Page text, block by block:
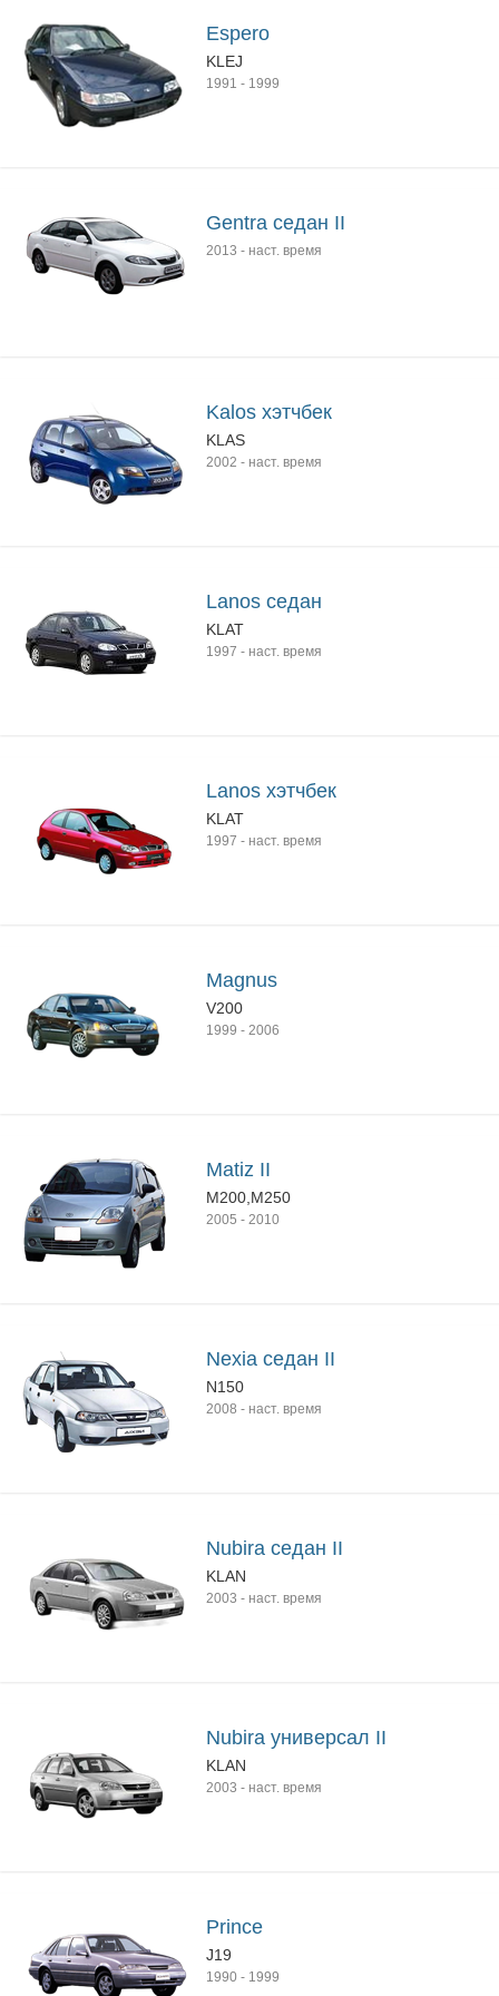
Espero
KLEJ
1991 - 1999
Gentra седан II
2013 - наст. время
Kalos хэтчбек
KLAS
2002 - наст. время
Lanos седан
KLAT
1997 - наст. время
Lanos хэтчбек
KLAT
1997 - наст. время
Magnus
V200
1999 - 2006
Matiz II
M200,M250
2005 - 2010
Nexia седан II
N150
2008 - наст. время
Nubira седан II
KLAN
2003 - наст. время
Nubira универсал II
KLAN
2003 - наст. время
Prince
J19
1990 - 1999